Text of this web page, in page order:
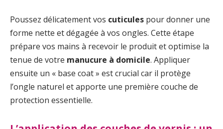
Poussez délicatement vos cuticules pour donner une
forme nette et dégagée à vos ongles. Cette étape
prépare vos mains à recevoir le produit et optimise la
tenue de votre manucure à domicile. Appliquer
ensuite un « base coat » est crucial car il protège
l’ongle naturel et apporte une première couche de
protection essentielle.